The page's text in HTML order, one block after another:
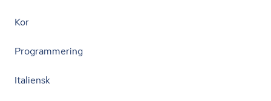
Kor
Programmering
Italiensk